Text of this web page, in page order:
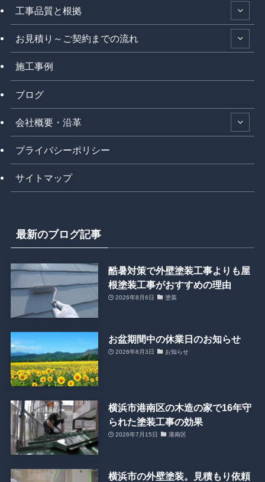
工事品質と根拠
お見積り～ご契約までの流れ
施工事例
ブログ
会社概要・沿革
プライバシーポリシー
サイトマップ
最新のブログ記事
酷暑対策で外壁塗装工事よりも屋
根塗装工事がおすすめの理由
2026年8月6日 塗装
お盆期間中の休業日のお知らせ
2026年8月3日 お知らせ
横浜市港南区の木造の家で16年守
られた塗装工事の効果
2026年7月15日 港南区
横浜市の外壁塗装。見積もり依頼